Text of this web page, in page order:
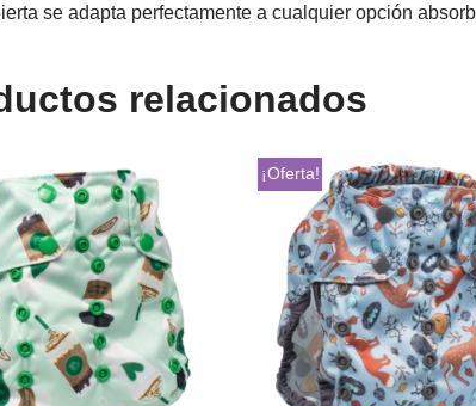
se adapta perfectamente a cualquier opción
relacionados
¡Oferta!